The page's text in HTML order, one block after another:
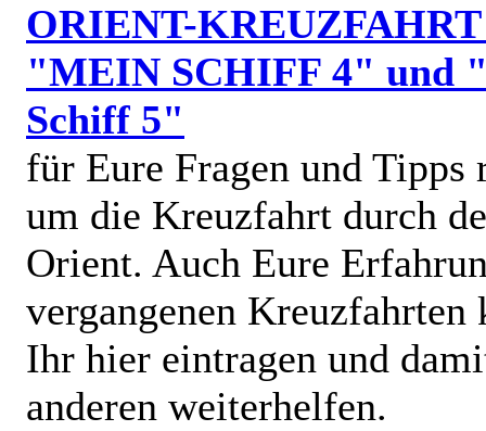
ORIENT-
"MEIN SCHIFF 4" und
Schiff 5"
für Eure Fragen und Tipps
um die Kreuzfahrt durch
Orient. Auch Eure
vergangenen Kreuzfahrten
Ihr hier eintragen und
anderen weiterhelfen.